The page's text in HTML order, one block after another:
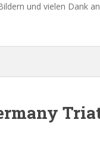
und vielen Dank